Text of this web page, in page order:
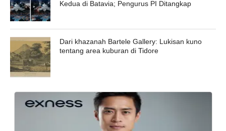
Kedua di Batavia; Pengurus PI Ditangkap
Dari khazanah Bartele Gallery: Lukisan kuno
tentang area kuburan di Tidore